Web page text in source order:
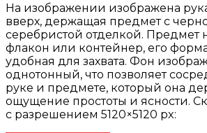
На изображении изображена
вверх, держащая предмет с
серебристой отделкой. Предмет
флакон или контейнер, его
удобная для захвата. Фон
однотонный, что позволяет
руке и предмете, который она
ощущение простоты и ясности.
с разрешением 5120×5120 px: